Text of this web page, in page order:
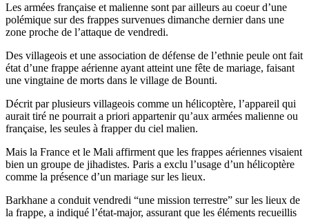
Les armées française et malienne sont par ailleurs au coeur d’une
polémique sur des frappes survenues dimanche dernier dans une
zone proche de l’attaque de vendredi.
Des villageois et une association de défense de l’ethnie peule ont fait
état d’une frappe aérienne ayant atteint une fête de mariage, faisant
une vingtaine de morts dans le village de Bounti.
Décrit par plusieurs villageois comme un hélicoptère, l’appareil qui
aurait tiré ne pourrait a priori appartenir qu’aux armées malienne ou
française, les seules à frapper du ciel malien.
Mais la France et le Mali affirment que les frappes aériennes visaient
bien un groupe de jihadistes. Paris a exclu l’usage d’un hélicoptère
comme la présence d’un mariage sur les lieux.
Barkhane a conduit vendredi “une mission terrestre” sur les lieux de
la frappe, a indiqué l’état-major, assurant que les éléments recueillis